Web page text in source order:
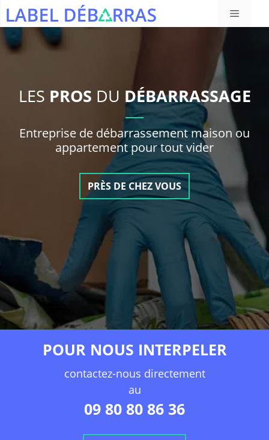
Aller
au
contenu
Menu
LES PROS DU DÉBARRASSAGE
Entreprise de débarrassement maison ou
appartement pour tout vider
PRÈS DE CHEZ VOUS
POUR NOUS INTERPELER
contactez-nous directement
au
09 80 80 86 36